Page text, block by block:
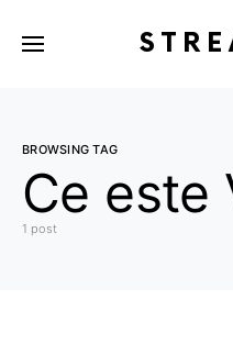
BROWSING TAG
Ce este
1 post